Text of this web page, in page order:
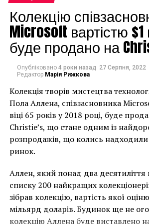
императора Qianlong (1735-1796).
фарфор «Яньцай»
выставляются на продажу, а
известных экспонатов
Национального дворцового
других публичных
сравнимая ваза принадлежит
хотя и немного отличается стилем
«Прекрасные
фарфоровые
имеющие
связь с
императором
Цяньлуном,
самыми
Колекцію
Microsoft вартістю
буде продано на
Опубліковано 4 роки назад 27 Серпня, 2022
Редактор Марія Рижкова
Колекція творів мистецтва
Пола Аллена, співзасновника
віці 65 років у 2018 році, буде
Christie’s, що стане одним із
розпродажів, що колись
ринок.
Аллен, який понад два
списку 200 найкращих
зібрав колекцію, вартість якої
мільярд доларів. Будинок ще не
колекцію Аллена буде виставлено